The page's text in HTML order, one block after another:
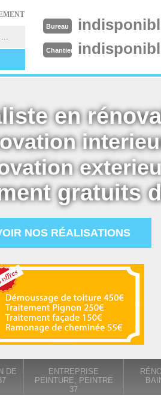
Bureau
Chantier
en
gratuits
NOS RÉALISATIONS
DE
ENTREPRISE
PEINTURE, PEINTRE
37